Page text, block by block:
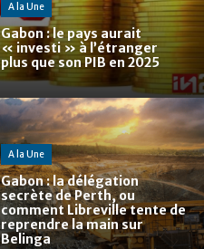
A la Une
Gabon : le pays aurait
« investi » à l’étranger
plus que son PIB en 2025
A la Une
Gabon : la délégation
secrète de Perth, ou
comment Libreville tente de
reprendre la main sur
Belinga